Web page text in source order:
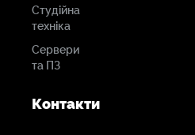
Студійна
техніка
Сервери
та ПЗ
Контакти